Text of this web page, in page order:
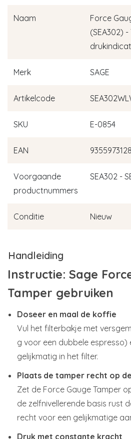
Naam
Force
(SEA302)
Merk SAGE
Artikelcode
SKU E-0854
EAN
Voorgaande
productnummers
SEA302 -
Conditie Nieuw
Handleiding
Instructie: Sage
Tamper gebruiken
Doseer en maal de koffie
Vul het filterbakje met
g voor een dubbele espresso)
gelijkmatig in het filter.
Plaats de tamper recht op
Zet de Force Gauge Tamper
de zelfnivellerende basis rust
recht voor een gelijkmatige
Druk met constante kracht